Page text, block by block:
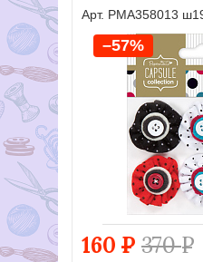
Арт. PMA358013
160 Р 370Р
–57%